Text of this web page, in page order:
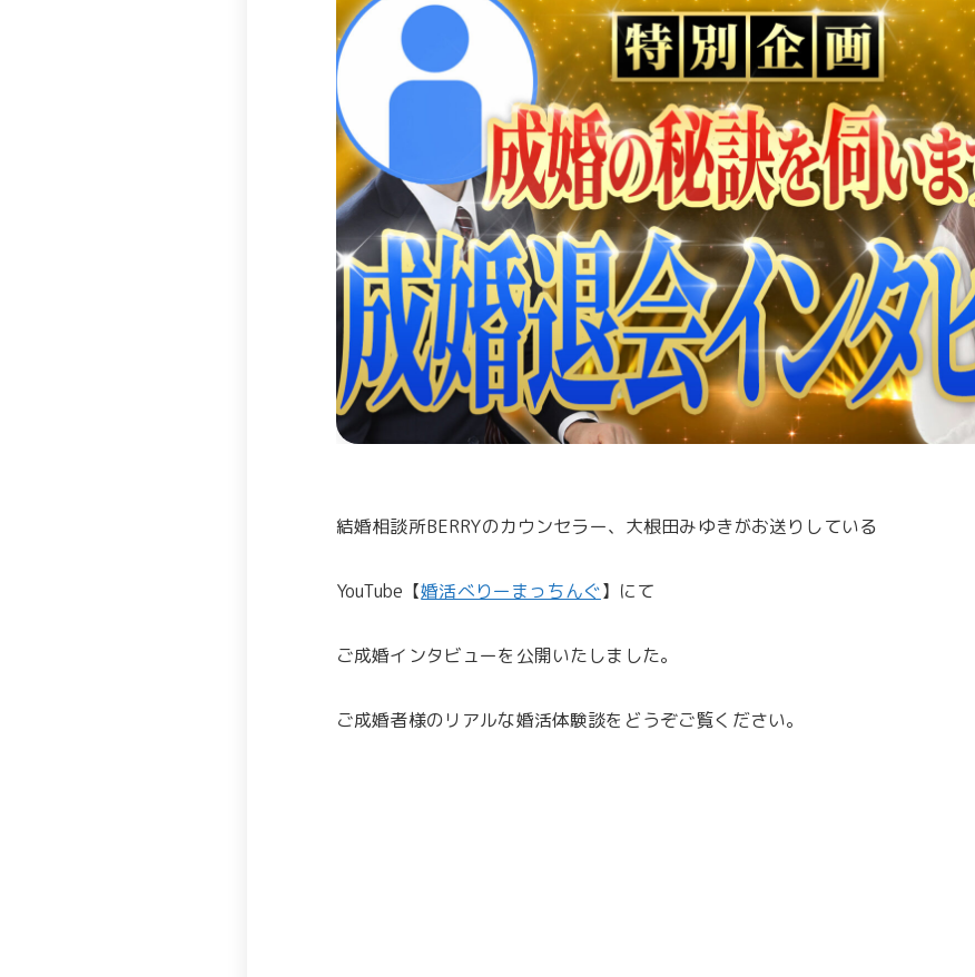
結婚相談所BERRYのカウンセラー、大根田みゆきがお送りしている
YouTube【婚活べりーまっちんぐ】にて
ご成婚インタビューを公開いたしました。
ご成婚者様のリアルな婚活体験談をどうぞご覧ください。